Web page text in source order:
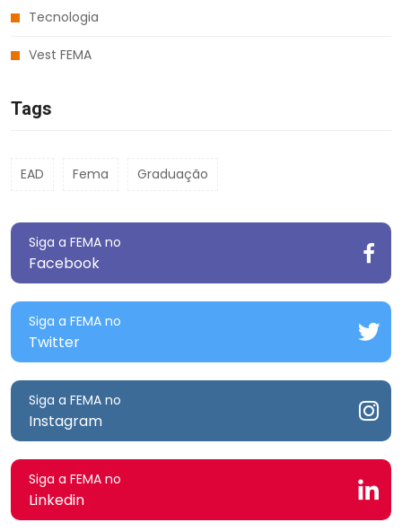
Tecnologia
Vest FEMA
Tags
EAD Fema Graduação
Siga a FEMA no
Facebook
Siga a FEMA no
Twitter
Siga a FEMA no
Instagram
Siga a FEMA no
Linkedin